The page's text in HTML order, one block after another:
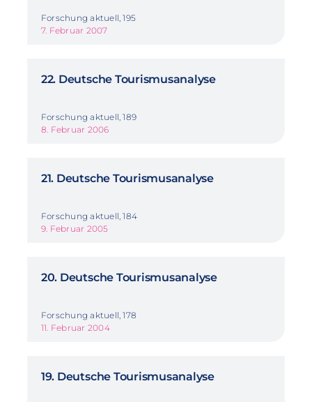
Forschung aktuell, 195
7. Februar 2007
22. Deutsche Tourismusanalyse
Forschung aktuell, 189
8. Februar 2006
21. Deutsche Tourismusanalyse
Forschung aktuell, 184
9. Februar 2005
20. Deutsche Tourismusanalyse
Forschung aktuell, 178
11. Februar 2004
19. Deutsche Tourismusanalyse